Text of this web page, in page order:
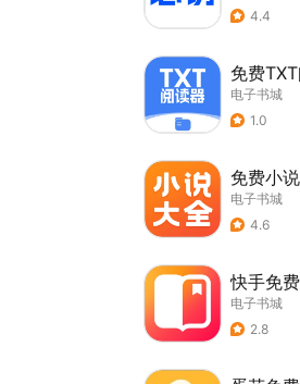
4.4
免费
电子书城
1.0
免费小
电子书城
4.6
快手免
电子书城
2.8